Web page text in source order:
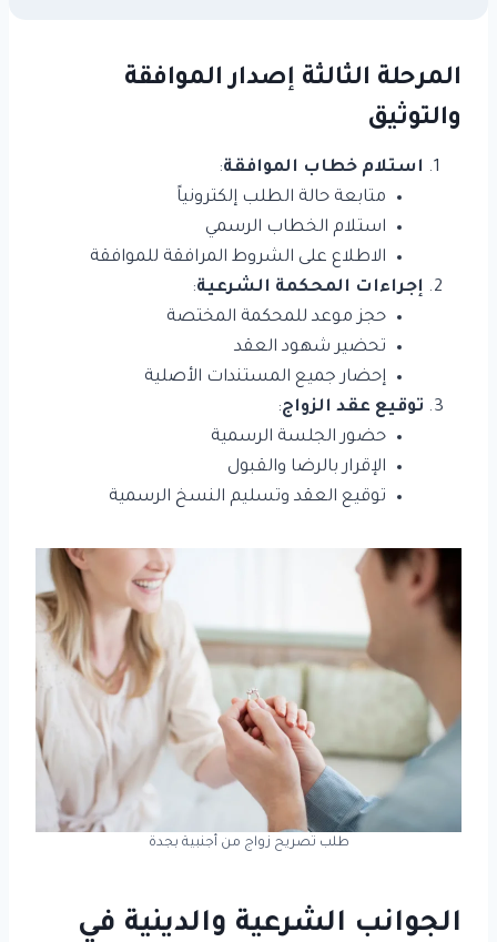
المرحلة الثالثة إصدار الموافقة
والتوثيق
استلام خطاب الموافقة:
متابعة حالة الطلب إلكترونياً
استلام الخطاب الرسمي
الاطلاع على الشروط المرافقة للموافقة
إجراءات المحكمة الشرعية:
حجز موعد للمحكمة المختصة
تحضير شهود العقد
إحضار جميع المستندات الأصلية
توقيع عقد الزواج:
حضور الجلسة الرسمية
الإقرار بالرضا والقبول
توقيع العقد وتسليم النسخ الرسمية
طلب تصريح زواج من أجنبية بجدة
الجوانب الشرعية والدينية في